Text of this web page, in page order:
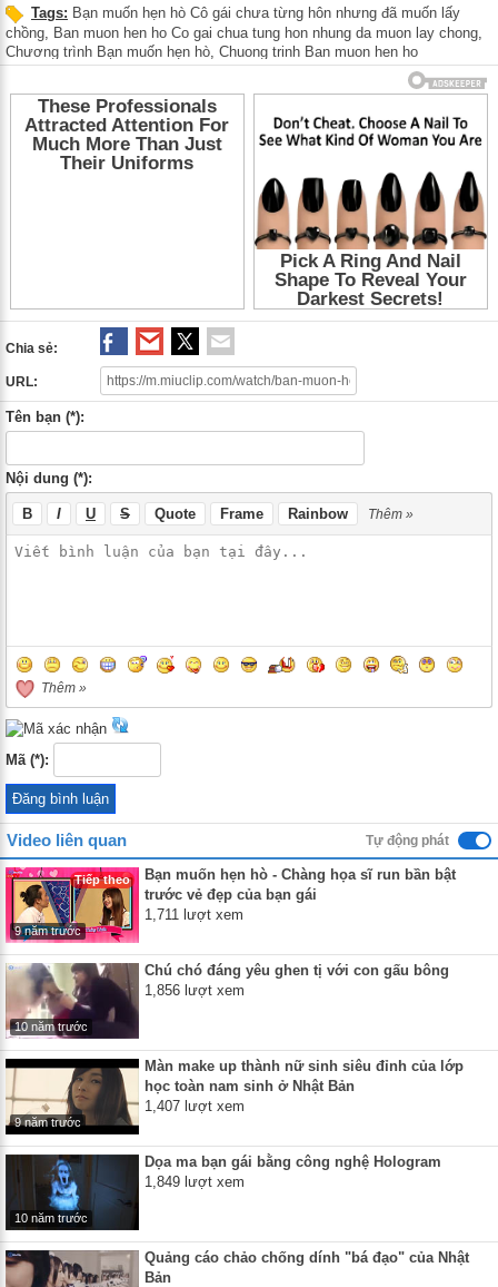
Tags: Bạn muốn hẹn hò Cô gái chưa từng hôn nhưng đã muốn lấy
chồng Ban muon hen ho Co gai chua tung hon nhung da muon lay chong
Chương trình Bạn muốn hẹn hò Chuong trinh Ban muon hen ho
Chia sẻ:
URL:
Tên bạn (*):
Nội dung (*):
B I U S Quote Frame Rainbow Thêm »
Thêm »
Mã (*):
Video liên quan Tự động phát
Tiếp theo
9 năm trước
Bạn muốn hẹn hò - Chàng họa sĩ run bần bật
trước vẻ đẹp của bạn gái
1,711 lượt xem
10 năm trước
Chú chó đáng yêu ghen tị với con gấu bông
1,856 lượt xem
9 năm trước
Màn make up thành nữ sinh siêu đỉnh của lớp
học toàn nam sinh ở Nhật Bản
1,407 lượt xem
10 năm trước
Dọa ma bạn gái bằng công nghệ Hologram
1,849 lượt xem
Quảng cáo chảo chống dính "bá đạo" của Nhật
Bản